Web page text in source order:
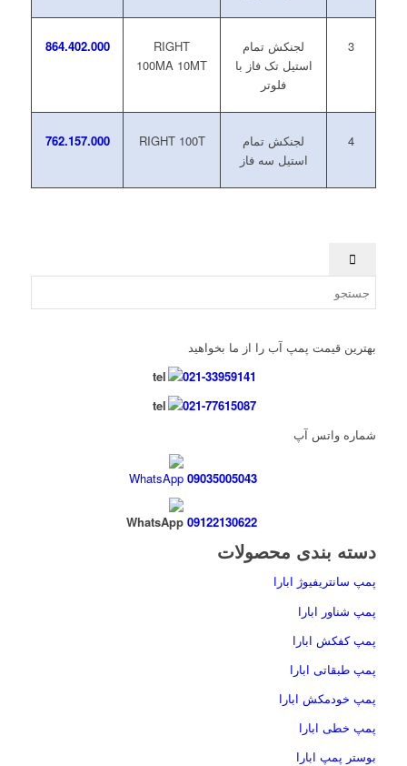
864.402.000
RIGHT
100MA 10MT
لجنکش تمام
استیل تک فاز با
فلوتر
3
762.157.000 RIGHT 100T
لجنکش تمام
استیل سه فاز
4
بهترین قیمت پمپ آب را از ما بخواهید
021-33959141
021-77615087
شماره واتس آپ
09035005043
09122130622
دسته بندی محصولات
پمپ سانتریفیوژ ابارا
پمپ شناور ابارا
پمپ کفکش ابارا
پمپ طبقاتی ابارا
پمپ خودمکش ابارا
پمپ خطی ابارا
بوستر پمپ ابارا